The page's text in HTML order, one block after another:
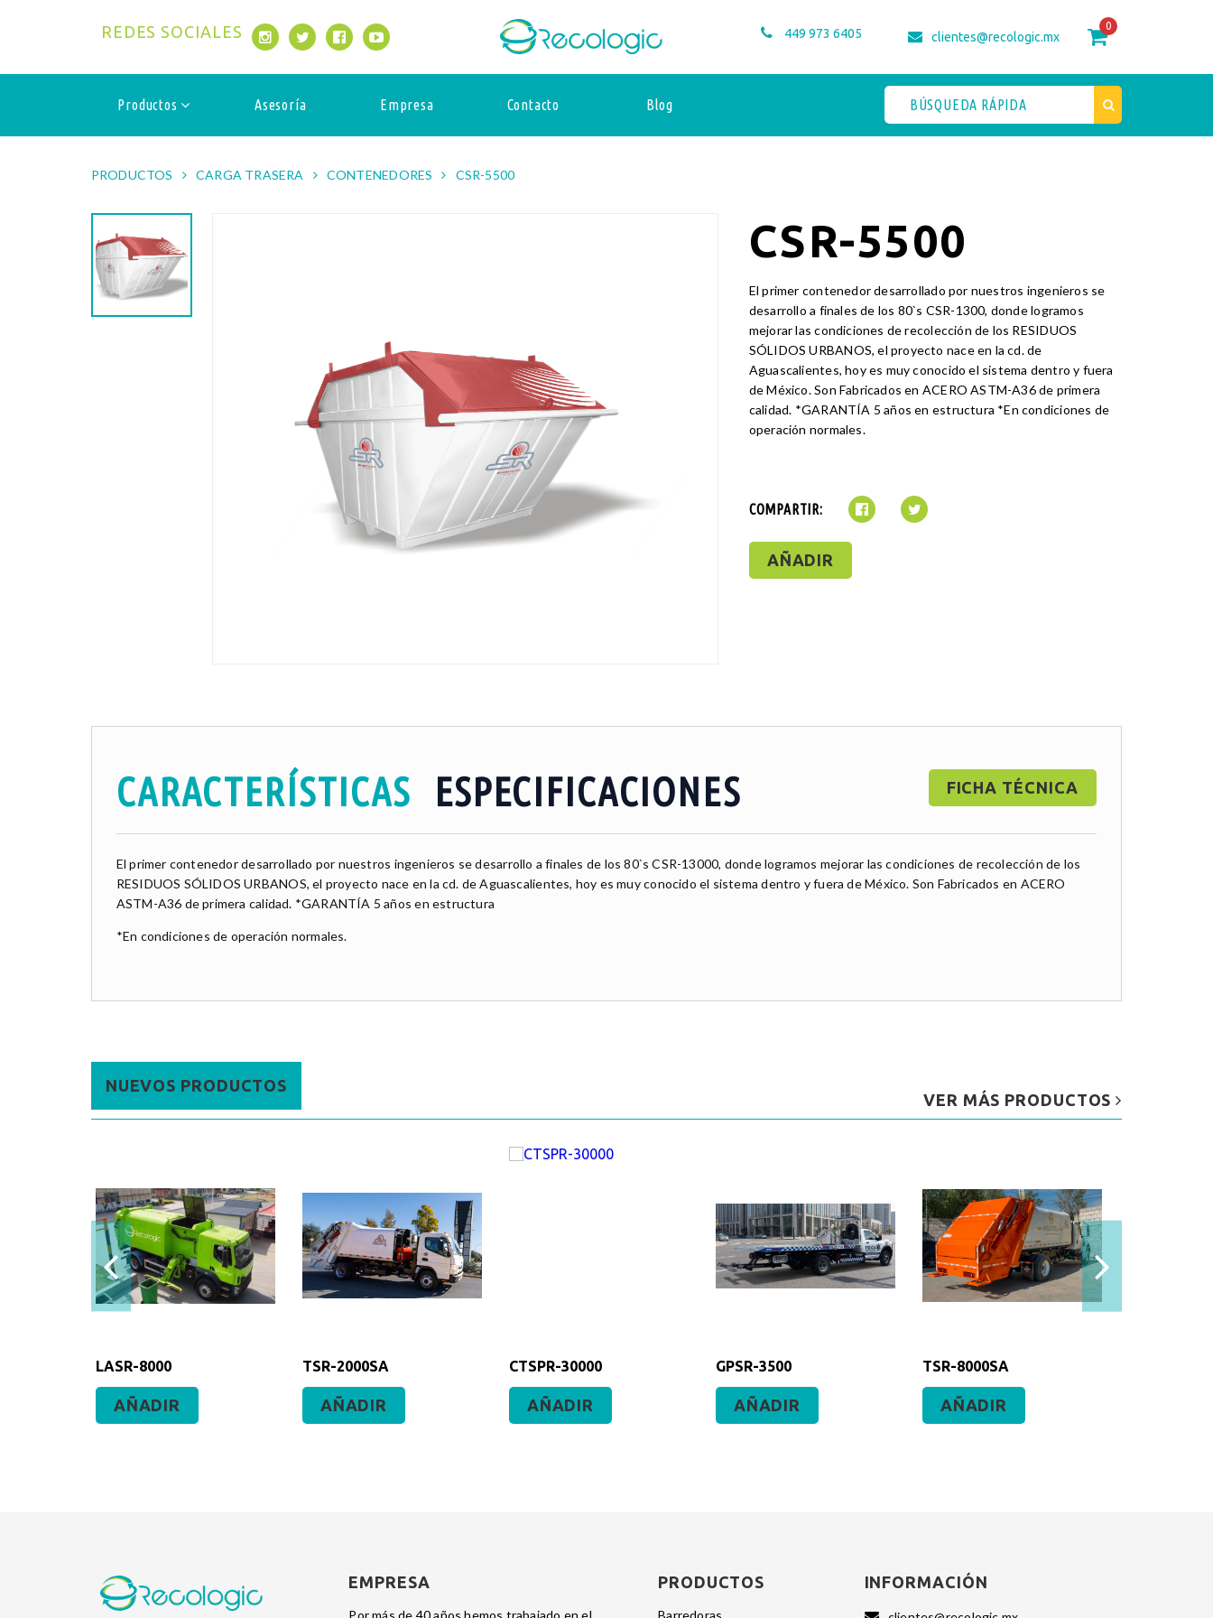
REDES SOCIALES 449 973 6405 clientes@recologic.mx
0
Productos Asesoría Empresa Contacto Blog
PRODUCTOS CARGA TRASERA CONTENEDORES CSR-5500
CSR-5500
El primer contenedor desarrollado por nuestros ingenieros se
desarrollo a finales de los 80`s CSR-1300, donde logramos
mejorar las condiciones de recolección de los RESIDUOS
SÓLIDOS URBANOS, el proyecto nace en la cd. de
Aguascalientes, hoy es muy conocido el sistema dentro y fuera
de México. Son Fabricados en ACERO ASTM-A36 de primera
calidad. *GARANTÍA 5 años en estructura *En condiciones de
operación normales.
COMPARTIR:
AÑADIR
CARACTERÍSTICAS ESPECIFICACIONES FICHA TÉCNICA
El primer contenedor desarrollado por nuestros ingenieros se desarrollo a finales de los 80`s CSR-13000, donde logramos mejorar las condiciones de recolección de los
RESIDUOS SÓLIDOS URBANOS, el proyecto nace en la cd. de Aguascalientes, hoy es muy conocido el sistema dentro y fuera de México. Son Fabricados en ACERO
ASTM-A36 de primera calidad. *GARANTÍA 5 años en estructura
*En condiciones de operación normales.
NUEVOS PRODUCTOS
VER MÁS PRODUCTOS
LASR-8000
AÑADIR
TSR-2000SA
AÑADIR
CTSPR-30000
AÑADIR
GPSR-3500
AÑADIR
TSR-8000SA
AÑADIR
EMPRESA PRODUCTOS INFORMACIÓN